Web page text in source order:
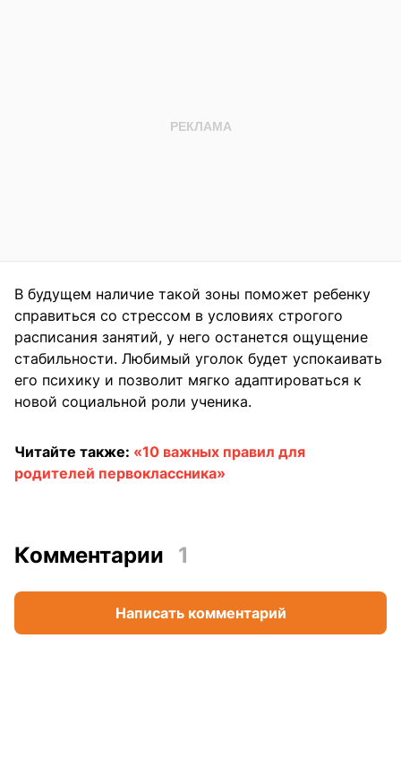
В будущем наличие такой зоны поможет ребенку
справиться со стрессом в условиях строгого
расписания занятий, у него останется ощущение
стабильности. Любимый уголок будет успокаивать
его психику и позволит мягко адаптироваться к
новой социальной роли ученика.
Читайте также: «10 важных правил для
родителей первоклассника»
Комментарии 1
Написать комментарий